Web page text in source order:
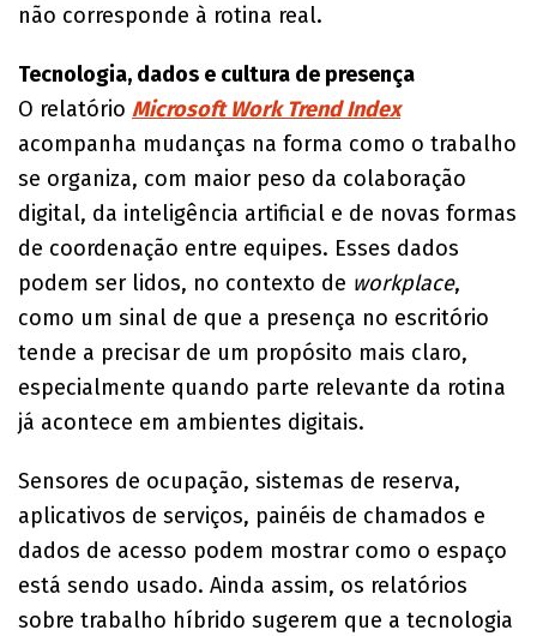
não corresponde à rotina real.
Tecnologia, dados e cultura de presença
O relatório Microsoft Work Trend Index
acompanha mudanças na forma como o trabalho
se organiza, com maior peso da colaboração
digital, da inteligência artificial e de novas formas
de coordenação entre equipes. Esses dados
podem ser lidos, no contexto de workplace,
como um sinal de que a presença no escritório
tende a precisar de um propósito mais claro,
especialmente quando parte relevante da rotina
já acontece em ambientes digitais.
Sensores de ocupação, sistemas de reserva,
aplicativos de serviços, painéis de chamados e
dados de acesso podem mostrar como o espaço
está sendo usado. Ainda assim, os relatórios
sobre trabalho híbrido sugerem que a tecnologia